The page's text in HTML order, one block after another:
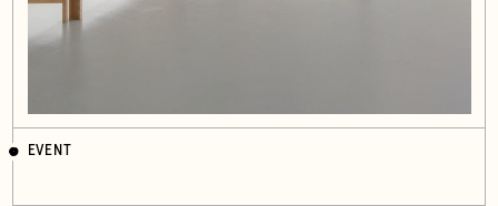
EVENT